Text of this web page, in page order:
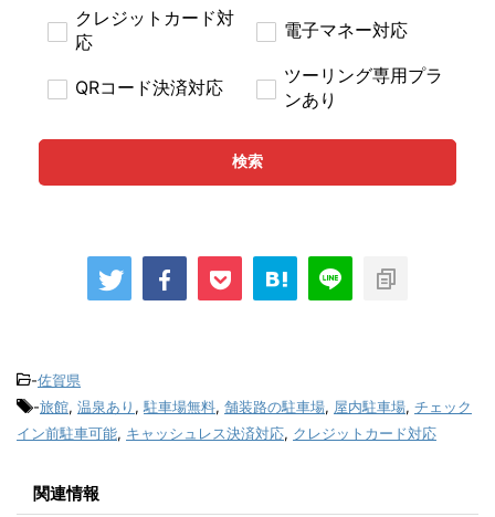
クレジットカード対
応
電子マネー対応
QRコード決済対応
ツーリング専用プラ
ンあり
検索
-佐賀県
-旅館, 温泉あり , 駐車場無料, 舗装路の駐車場, 屋内駐車場, チェック
イン前駐車可能, キャッシュレス決済対応, クレジットカード対応
関連情報